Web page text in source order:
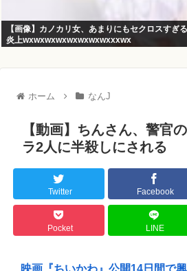
【画像】カノカリ女、あまりにもセクロスすぎ
炎上wxwxwxwxwxwxwxwxxxwx
ホーム なんJ
【動画】ちんさん、警官
ラ2人に半殺しにされる
Twitter Facebook
Pocket LINE